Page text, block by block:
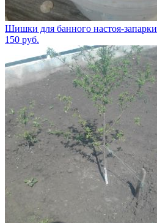
Шишки для банного настоя-запарки
150 руб.